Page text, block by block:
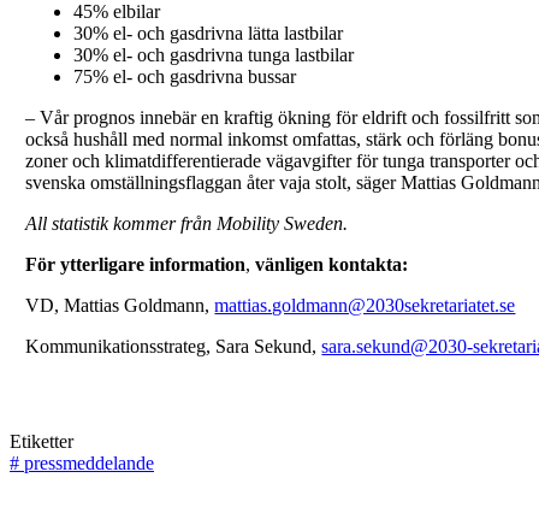
45% elbilar
30% el- och gasdrivna lätta lastbilar
30% el- och gasdrivna tunga lastbilar
75% el- och gasdrivna bussar
– Vår prognos innebär en kraftig ökning för eldrift och fossilfritt
också hushåll med normal inkomst omfattas, stärk och förläng
zoner och klimatdifferentierade vägavgifter för tunga transporter
svenska omställningsflaggan åter vaja stolt, säger Mattias
All statistik kommer från Mobility Sweden.
För ytterligare information, vänligen kontakta:
VD, Mattias Goldmann,mattias.goldmann@2030sekretariatet.se
Kommunikationsstrateg, Sara Sekund,sara.sekund@2030-
Etiketter
# pressmeddelande